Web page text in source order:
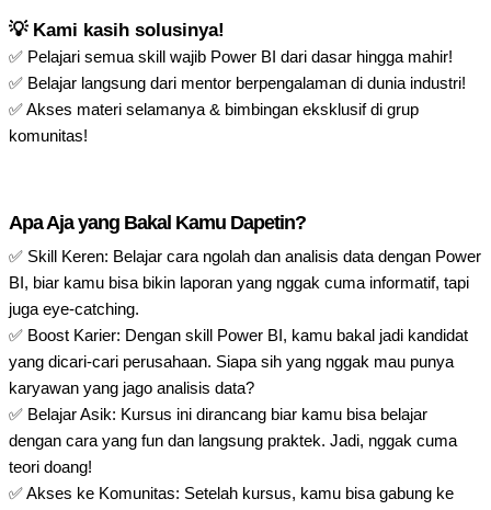
💡 Kami kasih solusinya!
✅ Pelajari semua skill wajib Power BI dari dasar hingga mahir!
✅ Belajar langsung dari mentor berpengalaman di dunia industri!
✅ Akses materi selamanya & bimbingan eksklusif di grup
komunitas!
Apa Aja yang Bakal Kamu Dapetin?
✅ Skill Keren: Belajar cara ngolah dan analisis data dengan Power
BI, biar kamu bisa bikin laporan yang nggak cuma informatif, tapi
juga eye-catching.
✅ Boost Karier: Dengan skill Power BI, kamu bakal jadi kandidat
yang dicari-cari perusahaan. Siapa sih yang nggak mau punya
karyawan yang jago analisis data?
✅ Belajar Asik: Kursus ini dirancang biar kamu bisa belajar
dengan cara yang fun dan langsung praktek. Jadi, nggak cuma
teori doang!
✅ Akses ke Komunitas: Setelah kursus, kamu bisa gabung ke